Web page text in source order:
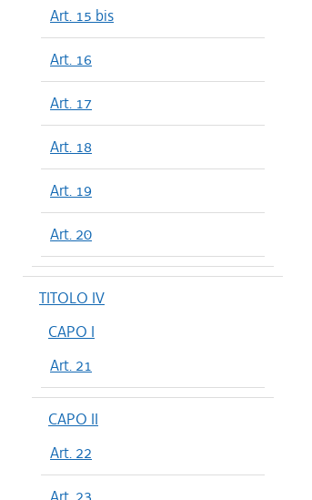
Art. 15 bis
Art. 16
Art. 17
Art. 18
Art. 19
Art. 20
TITOLO IV
CAPO I
Art. 21
CAPO II
Art. 22